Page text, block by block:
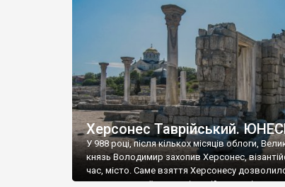
візантійської доби. Раритети викрадені з
культурної спадщини ЮНЕСКО «Херсонеса
Офіційно – на виставку «Золото Візантії»,
влада в Україні вважають це лише […]
Херсонес Таврійський.
У 988 році, після кількох місяців облоги,
князь Володимир захопив Херсонес,
час, місто. Саме взяття Херсонесу
диктувати свої умови візантійському